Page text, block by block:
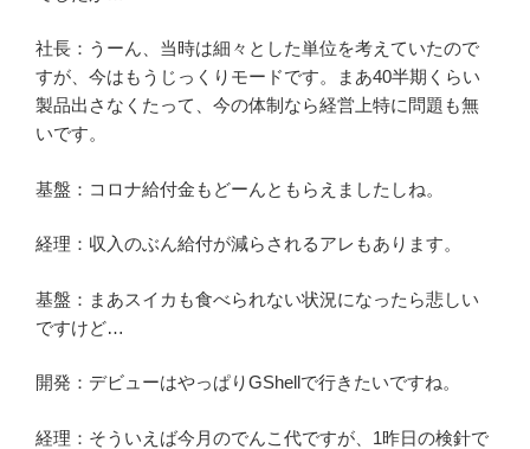
社長：うーん、当時は細々とした単位を考えていたので
すが、今はもうじっくりモードです。まあ40半期くらい
製品出さなくたって、今の体制なら経営上特に問題も無
いです。
基盤：コロナ給付金もどーんともらえましたしね。
経理：収入のぶん給付が減らされるアレもあります。
基盤：まあスイカも食べられない状況になったら悲しい
ですけど…
開発：デビューはやっぱりGShellで行きたいですね。
経理：そういえば今月のでんこ代ですが、1昨日の検針で